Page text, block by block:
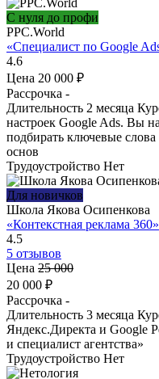
С нуля до профи
PPC.World
«Специалист по Google
4.6
Цена 20 000 ₽
Рассрочка -
Длительность 2 месяца
настроек Google Ads. Вы
подбирать ключевые
основ
Трудоустройство Нет
Для новичков
Школа Якова Осипенкова
«Контекстная реклама 360»
4.5
5 отзывов
Цена 25 000
20 000 ₽
Рассрочка -
Длительность 3 месяца
Яндекс.Директа и Google
и специалист агентства»
Трудоустройство Нет